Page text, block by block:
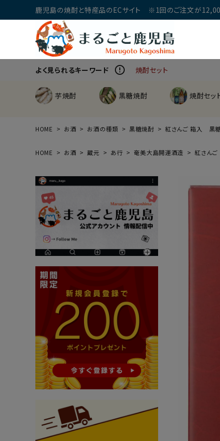
鹿児島の焼酎と特産品のECサイト ※1回のご注文が
よく見られるキーワード error_outline 焼酎セット
芋焼酎 黒糖焼酎 焼酎セッ
HOME お酒 お酒の種類 黒糖焼酎 紅さんご 箱入
HOME お酒 蔵元 あ行 奄美大島開運酒造 紅さん